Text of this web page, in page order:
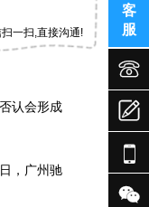
认会形成
，广州驰
客
服
一扫,直接沟通!




